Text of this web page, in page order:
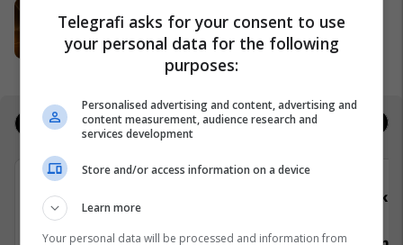
3, 4 dhe 5 gusht në Prishtinë
Expo Prishtina
Jobs Real Estate
Telegrafi asks for your consent to use
your personal data for the following
purposes:
Personalised advertising and content, advertising and
content measurement, audience research and
services development
Store and/or access information on a device
Learn more
Your personal data will be processed and information from